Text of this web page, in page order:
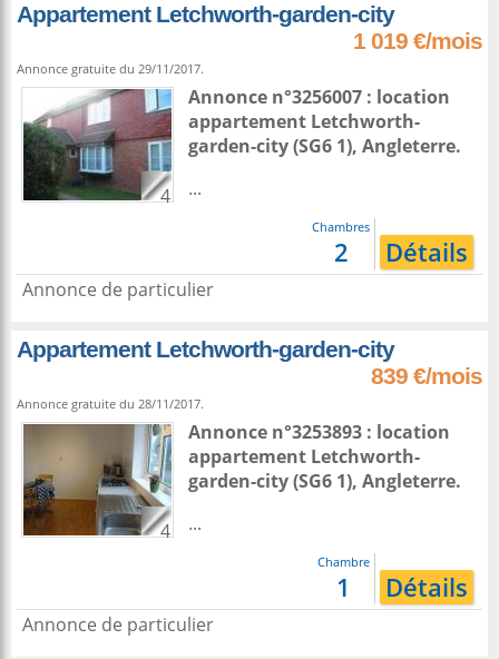
Appartement Letchworth-garden-city
1 019 €/mois
Annonce gratuite du 29/11/2017.
4
Annonce n°3256007 : location
appartement Letchworth-
garden-city(SG6 1), Angleterre.
...
Chambres
2 Détails
Annonce de particulier
Appartement Letchworth-garden-city
839 €/mois
Annonce gratuite du 28/11/2017.
4
Annonce n°3253893 : location
appartement Letchworth-
garden-city(SG6 1), Angleterre.
...
Chambre
1 Détails
Annonce de particulier